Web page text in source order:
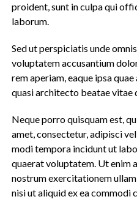
proident, sunt in culpa qui
laborum.
Sed ut perspiciatis unde
voluptatem accusantium
rem aperiam, eaque ipsa
quasi architecto beatae vitae
Neque porro quisquam est,
amet, consectetur, adipisci
modi tempora incidunt ut
quaerat voluptatem. Ut enim
nostrum exercitationem
nisi ut aliquid ex ea commodi